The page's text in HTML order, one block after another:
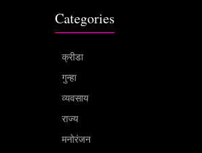
Categories
क्रीडा
गुन्हा
व्यवसाय
राज्य
मनोरंजन